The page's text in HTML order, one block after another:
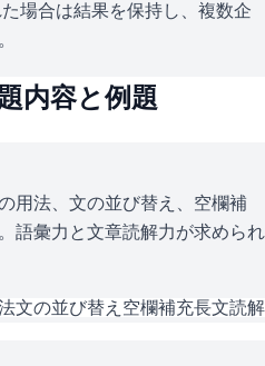
場合は結果を保持し、複数企
内容と例題
用法、文の並び替え、空欄補
語彙力と文章読解力が求められ
文の並び替え 空欄補充長文読解